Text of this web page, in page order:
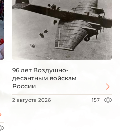
96 лет Воздушно-
десантным войскам
России
2 августа 2026 157